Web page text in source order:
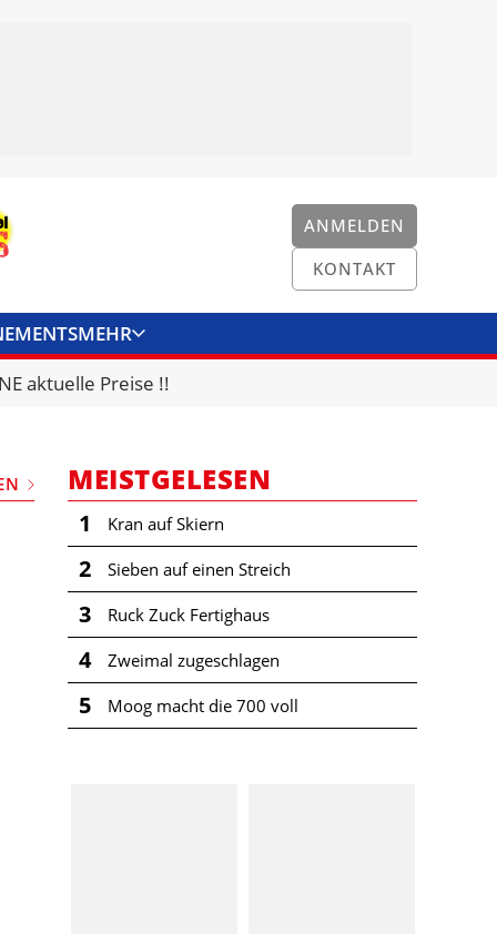
ANMELDEN
KONTAKT
MEHR
KONTAKT
aktuelle Preise !!
MEISTGELESEN
1 Kran auf Skiern
2 Sieben auf einen Streich
3 Ruck Zuck Fertighaus
4 Zweimal zugeschlagen
5 Moog macht die 700 voll